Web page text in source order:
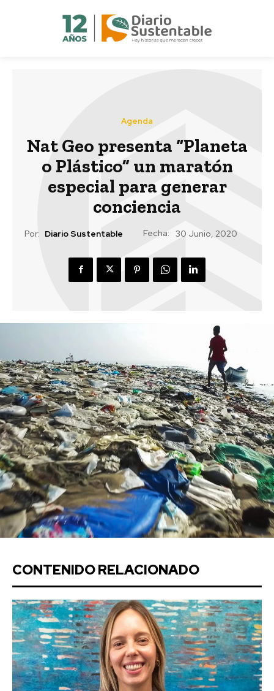
Agenda
Nat Geo presenta “Planeta
o Plástico” un maratón
especial para generar
conciencia
Por: Diario Sustentable Fecha: 30 Junio, 2020
CONTENIDO RELACIONADO